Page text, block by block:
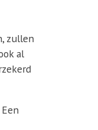
zullen
al